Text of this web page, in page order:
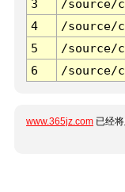
3 /source/
4
/source/
5
/source/
6
/source/
www.365jz.com 已经